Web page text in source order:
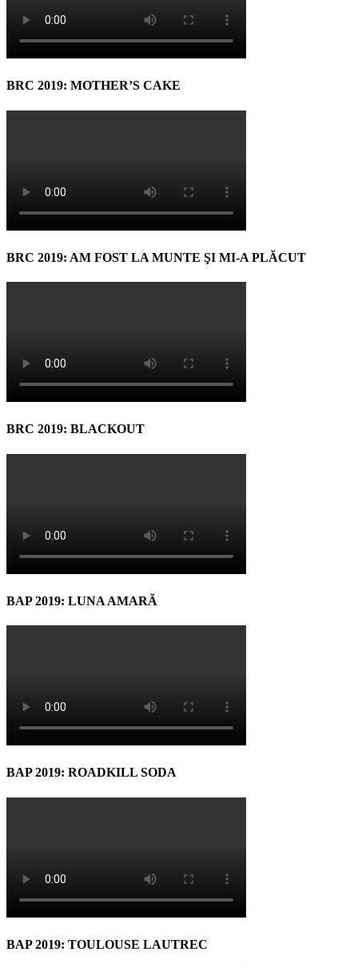
BRC 2019: MOTHER’S CAKE
BRC 2019: AM FOST LA MUNTE ŞI MI-A PLĂCUT
BRC 2019: BLACKOUT
BAP 2019: LUNA AMARĂ
BAP 2019: ROADKILL SODA
BAP 2019: TOULOUSE LAUTREC